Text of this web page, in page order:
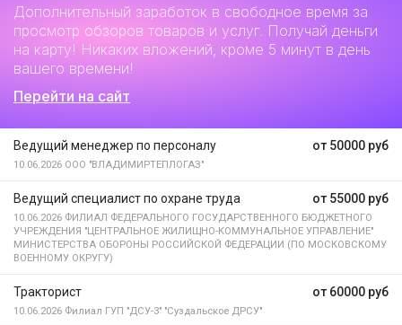
Дополнительный заработок в свободное время за
просмотр обзоров товаров и услуг. Получай деньги
на карту! Никаких вложений, кроме 5 минут в день
вашего времени!
Перейти на сайт
от 50000 руб
Ведущий менеджер по персоналу
10.06.2026 ООО "ВЛАДИМИРТЕПЛОГАЗ"
от 55000 руб
Ведущий специалист по охране труда
10.06.2026 ФИЛИАЛ ФЕДЕРАЛЬНОГО ГОСУДАРСТВЕННОГО БЮДЖЕТНОГО
УЧРЕЖДЕНИЯ "ЦЕНТРАЛЬНОЕ ЖИЛИЩНО-КОММУНАЛЬНОЕ УПРАВЛЕНИЕ"
МИНИСТЕРСТВА ОБОРОНЫ РОССИЙСКОЙ ФЕДЕРАЦИИ (ПО МОСКОВСКОМУ
ВОЕННОМУ ОКРУГУ)
от 60000 руб
Тракторист
10.06.2026 Филиал ГУП "ДСУ-3" "Суздальское ДРСУ"